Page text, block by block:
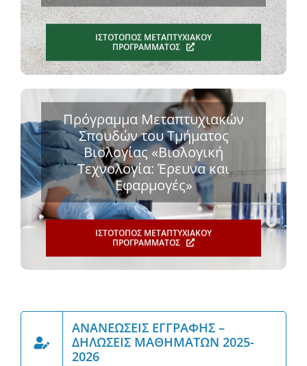
ΙΣΤΌΤΟΠΟΣ ΜΕΤΑΠΤΥΧΙΑΚΟΎ
ΠΡΟΓΡΆΜΜΑΤΟΣ
Πρόγραμμα Μεταπτυχιακών
Σπουδών του Τμήματος
Βιολογίας «Βιολογική
Τεχνολογία: Έρευνα και
Εφαρμογές»
ΙΣΤΌΤΟΠΟΣ ΜΕΤΑΠΤΥΧΙΑΚΟΎ
ΠΡΟΓΡΆΜΜΑΤΟΣ
ΑΝΑΝΕΏΣΕΙΣ ΕΓΓΡΑΦΉΣ –
ΔΗΛΏΣΕΙΣ ΜΑΘΗΜΆΤΩΝ 2025-
2026